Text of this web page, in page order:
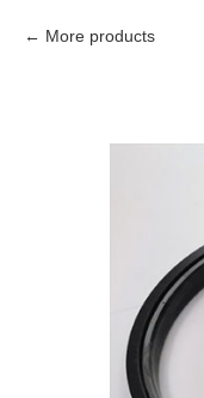
More products